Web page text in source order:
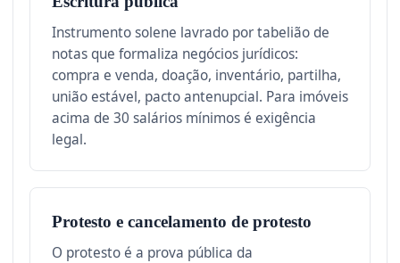
Instrumento solene lavrado por tabelião de
notas que formaliza negócios jurídicos:
compra e venda, doação, inventário, partilha,
união estável, pacto antenupcial. Para imóveis
acima de 30 salários mínimos é exigência
legal.
Protesto e cancelamento de protesto
O protesto é a prova pública da